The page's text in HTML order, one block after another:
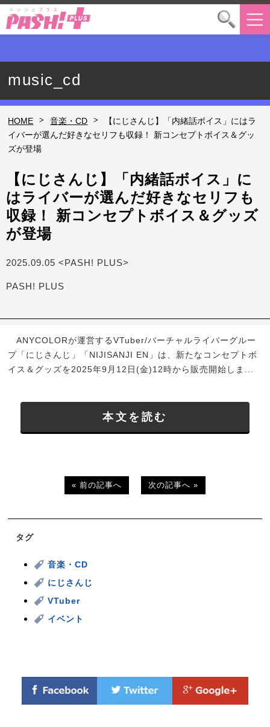
music_cd
HOME > 音楽・CD >
【にじさんじ】「内緒話ボイス」にはラ
イバーが選んだ好きなセリフも収録！ 新コンセプトボイス＆グッ
ズが登場
【にじさんじ】「内緒話ボイス」に
はライバーが選んだ好きなセリフも
収録！ 新コンセプトボイス＆グッズ
が登場
2025.09.05 <PASH! PLUS>
PASH! PLUS
ANYCOLORが運営するVTuber/バーチャルライバーグルー
プ「にじさんじ」「NIJISANJI EN」は、新たなコンセプトボ
イス＆グッズを2025年9月12日(金)12時から販売開始しま...
本文を読む
« 前の記事へ 次の記事へ »
タグ
音楽・CD
にじさんじ
VTuber
イベント